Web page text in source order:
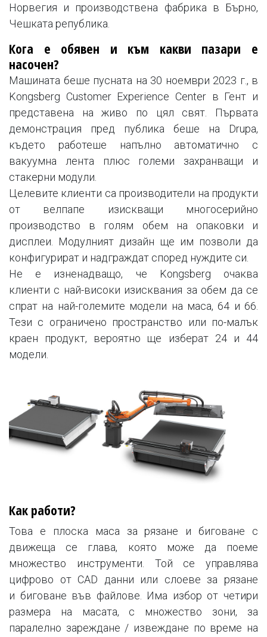
Норвегия и производствена фабрика в Бърно,
Чешката република.
Кога е обявен и към какви пазари е
насочен?
Машината беше пусната на 30 ноември 2023 г., в
Kongsberg Customer Experience Center в Гент и
представена на живо по цял свят. Първата
демонстрация пред публика беше на Drupa,
където работеше напълно автоматично с
вакуумна лента плюс големи захранващи и
стакерни модули.
Целевите клиенти са производители на продукти
от велпапе изискващи многосерийно
производство в голям обем на опаковки и
дисплеи. Модулният дизайн ще им позволи да
конфигурират и надграждат според нуждите си.
Не е изненадващо, че Kongsberg очаква
клиенти с най-високи изисквания за обем да се
спрат на най-големите модели на маса, 64 и 66.
Тези с ограничено пространство или по-малък
краен продукт, вероятно ще изберат 24 и 44
модели.
Как работи?
Това е плоска маса за рязане и биговане с
движеща се глава, която може да поеме
множество инструменти. Той се управлява
цифрово от CAD данни или слоеве за рязане
и биговане във файлове. Има избор от четири
размера на масата, с множество зони, за
паралелно зареждане / извеждане по време на